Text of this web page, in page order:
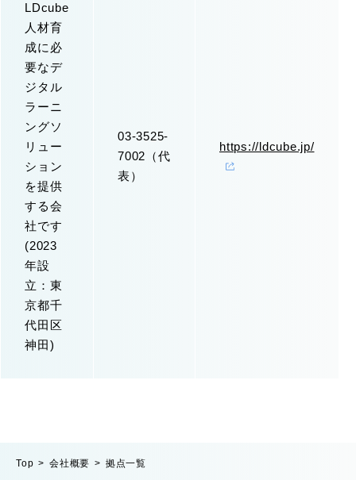
LDcube
人材育
成に必
要なデ
ジタル
ラーニ
ングソ
リュー
ション
を提供
する会
社です
(2023
年設
立：東
京都千
代田区
神田)
03-3525-
7002（代
表）
https://ldcube.jp/
Top 会社概要 拠点一覧